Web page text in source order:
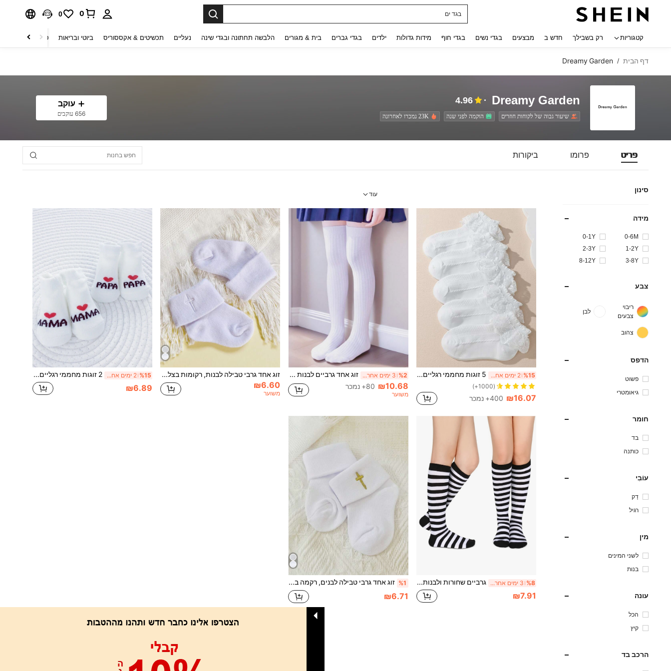
בגד ים
0
0
קטגוריות רק בשבילך חדש ב מבצעים בגדי נשים בגדי חוף מידות גדולות ילדים בגדי גברים בית & מגורים הלבשה תחתונה ובגדי שינה נעליים תכשיטים & אקססוריס ביוטי ובריאות טקסטיל לבית
דף הבית /
Dreamy Garden
Dreamy Garden
4.96
שיעור גבוה של לקוחות חוזרים הוקמה לפני שנה 23K נמכרו לאחרונה
עוקב
656 עוקבים
פריט פרומו ביקורות
סינון
מידה
0-6M
0-1Y
1-2Y
2-3Y
3-8Y
8-12Y
צבע
ריבוי
צבעים
לבן
צהוב
הדפס
פשוט
גיאומטרי
חומר
בד
כותנה
עוֹבִי
דַק
רגיל
מין
לשני המינים
בנות
עונה
הכל
קיץ
הרכב בד
עוד
%15 2 ימים אחרונים 5 זוגות מחממי רגליים לתינוקות לבנים, מתאים לטבילה, סעודת הקודש, בלט, סגנון הראג'וקו, מחממי רגליים נסיכותיים תחרה עם קפלים, מתנה למסיבת חתונה וינטג'
(1000+)
₪16.07 400+ נמכר
%2 3 ימים אחרונים זוג אחד גרביים לבנות מעל הברך, מתאים לילדים גדולים יותר בבית הספר, תלבושת אחידה, מעודדות, מסיבה, הופעה, סגנון רטרו, אסתטיקה של בית הספר JK
₪10.68 80+ נמכר
משוער
זוג אחד גרבי טבילה לבנות, רקומות בצלב, מתאימות לטבילת תינוקות, טקס הקודש הראשון ואירועים אחרים, עיצוב חפתים, מתאימות לתינוקות ופעוטות, יכולות לשמש כמתנת קודש ראשון או פריט לתינוק לאירוע מיוחד
₪6.60
משוער
%15 2 ימים אחרונים 2 זוגות מחממי רגליים לבנים לתינוקות בן יומם, מחממי רגליים לתינוקות עם לבבות חמודים "אמא אבא", סט מתנה מחממי רגליים יומיומיים, אביזרים מעוצבים, 0-6 חודשים
₪6.89
%8 3 ימים אחרונים גרביים שחורות ולבנות עם הדפס זברה מעל הברך לילדים, גרביים לתחפושות ליל כל הקדושים לבנים ובנות, גרביים מפוספסות של ליצן, גרביים ארוכות עם כדורגל, צבע אדום וצהוב
₪7.91
%1 זוג אחד גרבי טבילה לבנים, רקמה בצלב, מתאים לטבילת תינוקות, קודש ראשון ואירועים אחרים, עיצוב חפתים, מתאים לתינוקות ופעוטות, יכול לשמש כמתנת קודש ראשון או פריט לתינוק לאירוע מיוחד
₪6.71